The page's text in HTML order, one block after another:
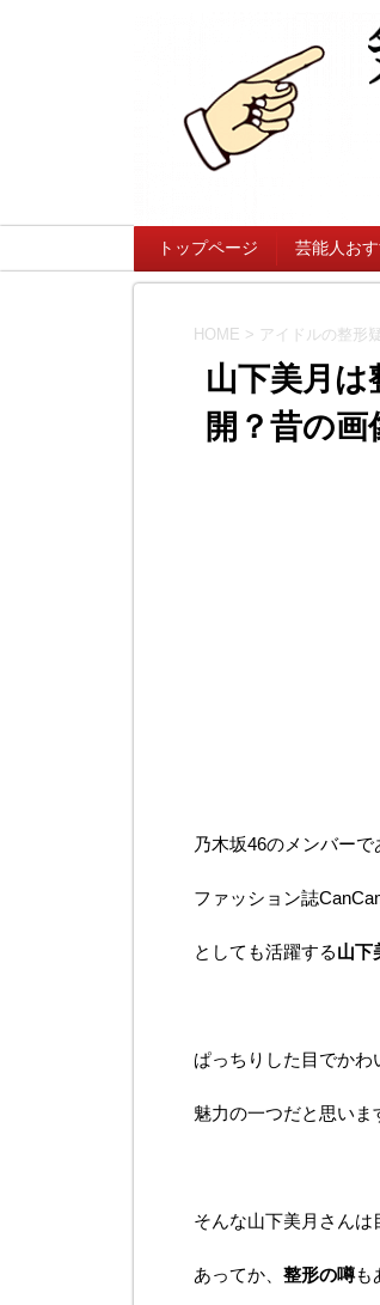
トップページ 芸能人お
HOME > アイドルの整形
山下美月
開？昔の
乃木坂46のメンバー
ファッション誌
としても活躍する山下
ぱっちりした目でかわ
魅力の一つだと思いま
そんな山下美月さんは
あってか、 整形の噂も